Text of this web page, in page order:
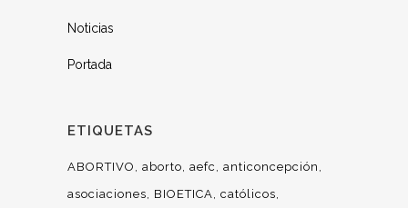
Noticias
Portada
ETIQUETAS
ABORTIVO aborto aefc
anticoncepción
asociaciones
BIOETICA católicos